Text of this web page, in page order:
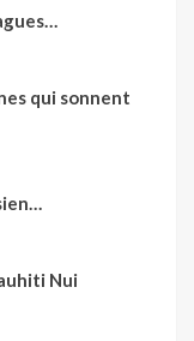
qui sonnent
Nui